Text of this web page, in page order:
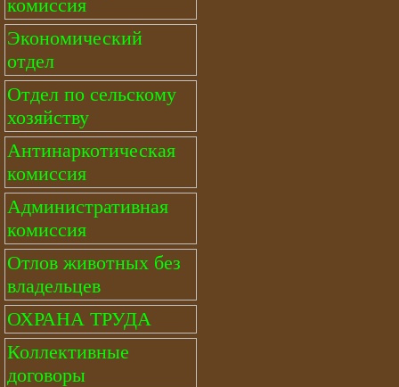
комиссия
Экономический
отдел
Отдел по сельскому
хозяйству
Антинаркотическая
комиссия
Административная
комиссия
Отлов животных без
владельцев
ОХРАНА ТРУДА
Коллективные
договоры